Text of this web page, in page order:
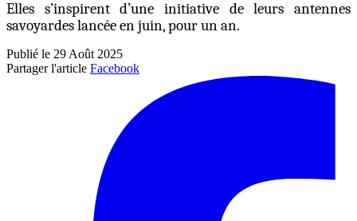
Elles s’inspirent d’une initiative de leurs antennes
savoyardes lancée en juin, pour un an.
Publié le 29 Août 2025
Partager l'article Facebook